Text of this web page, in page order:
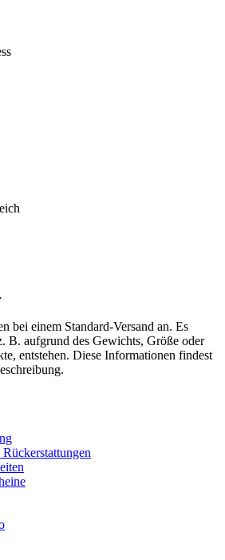
bei einem Standard-Versand an. Es
B. aufgrund des Gewichts, Größe oder
entstehen. Diese Informationen findest